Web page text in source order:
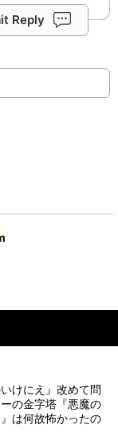
Reply
いけにえ』改めて問
の金字塔『悪魔の
は何故怖かったの